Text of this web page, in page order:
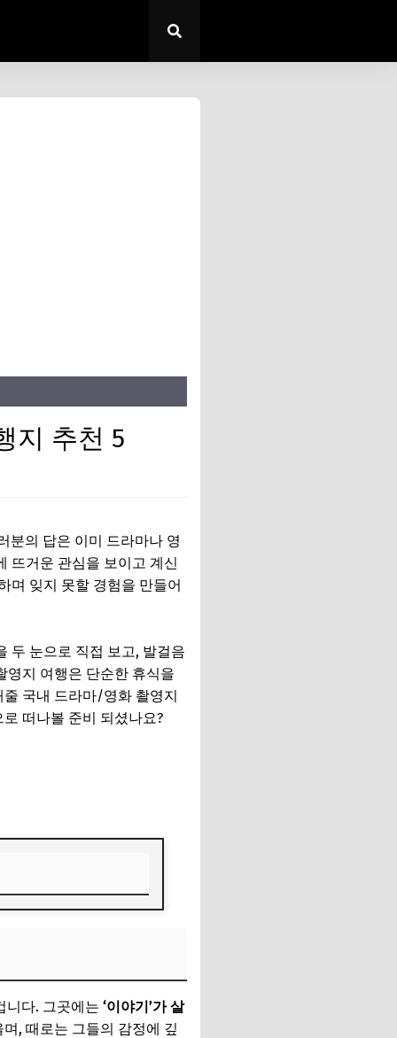
지 추천 5
분의 답은 이미 드라마나 영
뜨거운 관심을 보이고 계신
며 잊지 못할 경험을 만들어
두 눈으로 직접 보고, 발걸음
영지 여행은 단순한 휴식을
국내 드라마/영화 촬영지
떠나볼 준비 되셨나요?
니다. 그곳에는 ‘이야기’가 살
, 때로는 그들의 감정에 깊